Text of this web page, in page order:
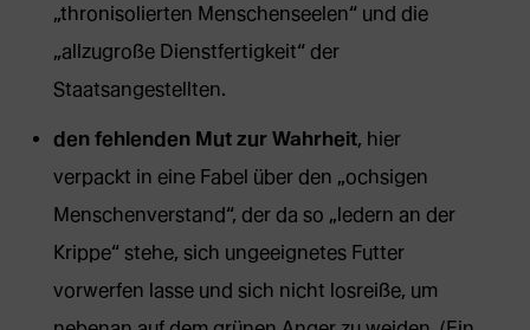
„thronisolierten Menschenseelen“ und die
„allzugroße Dienstfertigkeit“ der
Staatsangestellten.
den fehlenden Mut zur Wahrheit, hier
verpackt in eine Fabel über den „ochsigen
Menschenverstand“, der da so „ledern an der
Krippe“ stehe, sich ungeeignetes Futter
vorwerfen lasse und sich nicht losreiße, um